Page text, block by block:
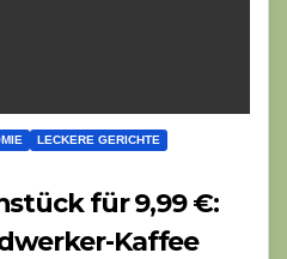
LECKERE GERICHTE
für 9,99 €:
Kaffee